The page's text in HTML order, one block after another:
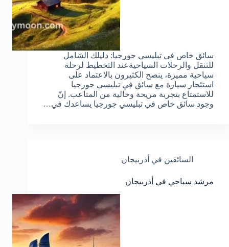
سائق خاص في تبليسي جورجيا: دليلك الشامل
للتنقل والرحلات السياحيةعند التخطيط لرحلة
سياحية مميزة، ينصح الكثيرون بالاعتماد على
استئجار سيارة مع سائق في تبليسي جورجيا
للاستمتاع بتجربة مريحة وخالية من المتاعب. إنّ
وجود سائق خاص في تبليسي جورجيا يساعدك في…
السائقين في أذربيجان
مرشد سياحي في أذربيجان